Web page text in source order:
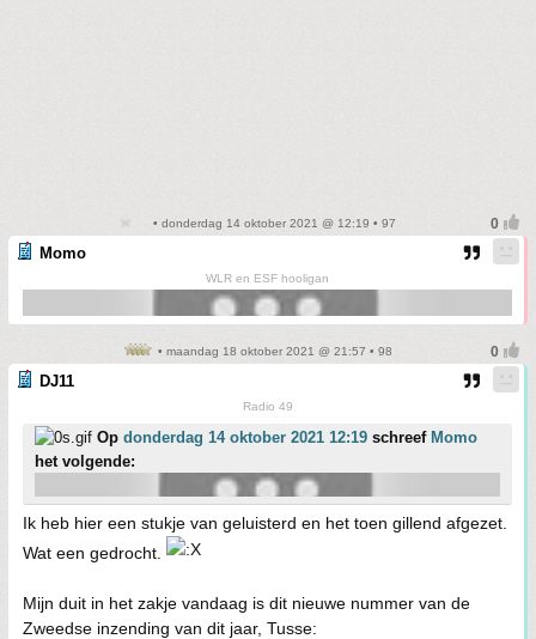
• donderdag 14 oktober 2021 @ 12:19 • 97
Momo
WLR en ESF hooligan
• maandag 18 oktober 2021 @ 21:57 • 98
DJ11
Radio 49
Op donderdag 14 oktober 2021 12:19 schreef Momo
het volgende:
Ik heb hier een stukje van geluisterd en het toen gillend afgezet.
Wat een gedrocht.
Mijn duit in het zakje vandaag is dit nieuwe nummer van de
Zweedse inzending van dit jaar, Tusse: